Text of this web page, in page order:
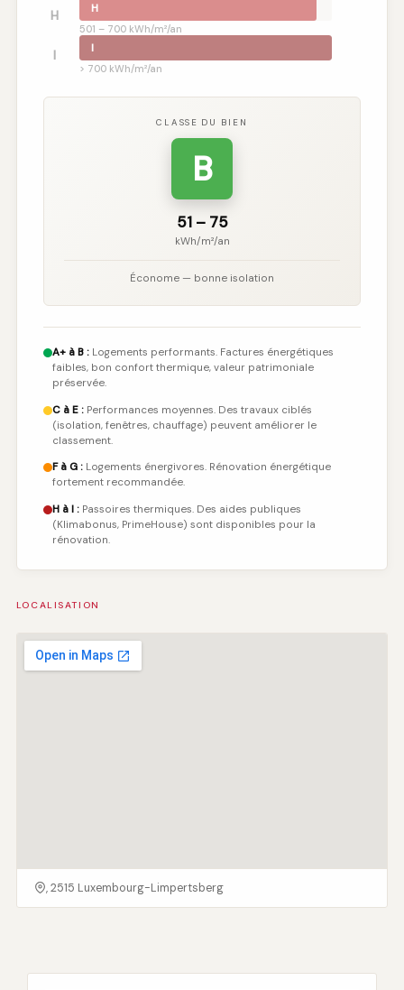
H H
501 – 700 kWh/m²/an
I I
> 700 kWh/m²/an
CLASSE DU BIEN
B
51 – 75
kWh/m²/an
Économe — bonne isolation
A+ à B :Logements performants. Factures énergétiques
faibles, bon confort thermique, valeur patrimoniale
préservée.
C à E :Performances moyennes. Des travaux ciblés
(isolation, fenêtres, chauffage) peuvent améliorer le
classement.
F à G :Logements énergivores. Rénovation énergétique
fortement recommandée.
H à I :Passoires thermiques. Des aides publiques
(Klimabonus, PrimeHouse) sont disponibles pour la
rénovation.
LOCALISATION
, 2515 Luxembourg-Limpertsberg